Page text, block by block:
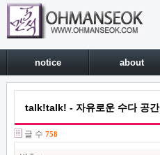
notice about
talk!talk! - 자유로운 수다 공간
글 수 758